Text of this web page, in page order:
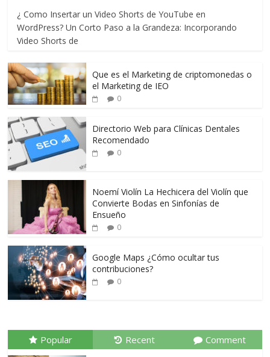
¿ Como Insertar un Video Shorts de YouTube en
WordPress? Un Corto Paso a la Grandeza: Incorporando
Video Shorts de
Que es el Marketing de criptomonedas o
el Marketing de IEO
0
Directorio Web para Clínicas Dentales
Recomendado
0
Noemí Violín La Hechicera del Violín que
Convierte Bodas en Sinfonías de
Ensueño
0
Google Maps ¿Cómo ocultar tus
contribuciones?
0
Popular Recent Comment